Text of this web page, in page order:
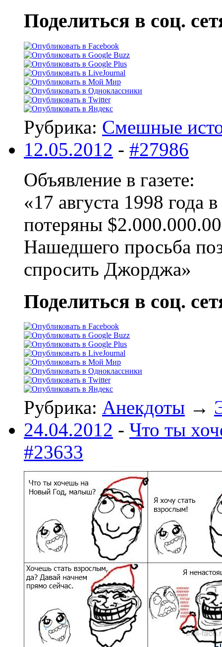
Поделиться в соц.
Рубрика: Смешные
12.05.2012 - #27986
Объявление в газете:
«17 августа 1998 года
потеряны
Нашедшего просьба
спросить Джорджа»
Поделиться в соц.
Рубрика: Анекдоты →
24.04.2012 - Что ты
#23633